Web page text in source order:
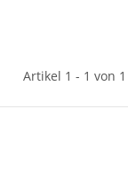
Artikel 1 - 1 von 1